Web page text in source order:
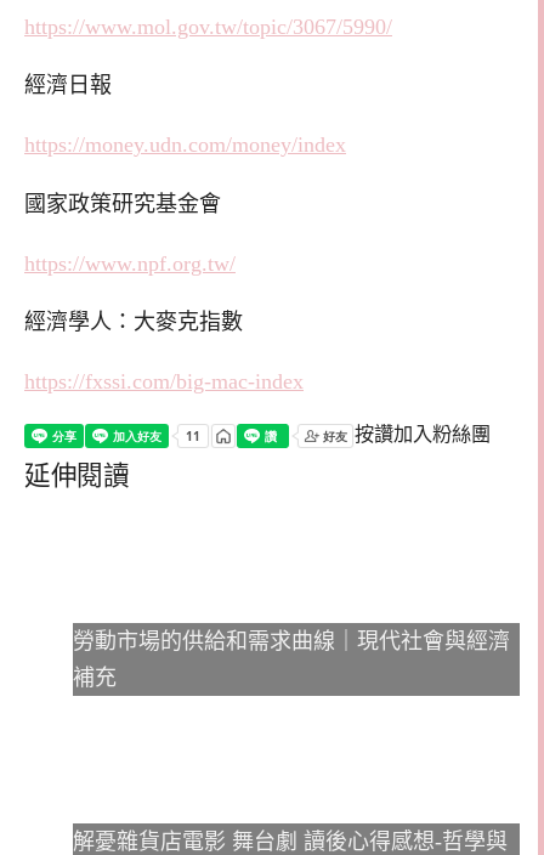
https://www.mol.gov.tw/topic/3067/5990/
經濟日報
https://money.udn.com/money/index
國家政策研究基金會
https://www.npf.org.tw/
經濟學人：大麥克指數
https://fxssi.com/big-mac-index
按讚加入粉絲團
延伸閱讀
勞動市場的供給和需求曲線｜現代社會與經濟
補充
解憂雜貨店電影 舞台劇 讀後心得感想-哲學與